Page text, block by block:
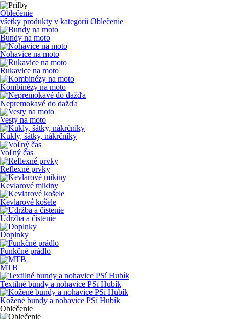
Oblečenie
všetky produkty v kategórii Oblečenie
Bundy na moto
Nohavice na moto
Rukavice na moto
Kombinézy na moto
Nepremokavé do dažďa
Vesty na moto
Kukly, šátky, nákrčníky
Voľný čas
Reflexné prvky
Kevlarové mikiny
Kevlarové košele
Údržba a čistenie
Doplnky
Funkčné prádlo
MTB
Textilné bundy a nohavice PSí Hubík
Kožené bundy a nohavice PSí Hubík
Oblečenie